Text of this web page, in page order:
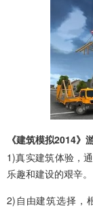
《建筑模拟2014》
1)真实建筑体验，
乐趣和建设的艰辛。
2)自由建筑选择，